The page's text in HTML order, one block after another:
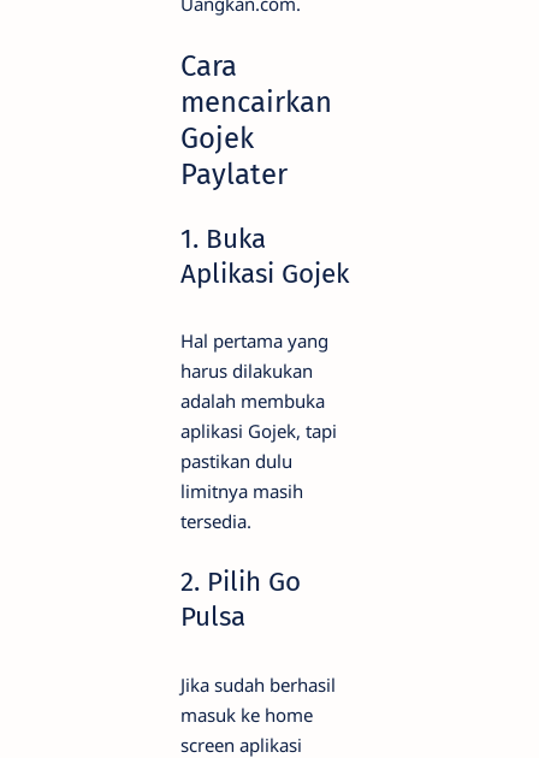
Cara
mencairkan
Gojek
Paylater
1. Buka
Aplikasi Gojek
Hal pertama yang
harus dilakukan
adalah membuka
aplikasi Gojek, tapi
pastikan dulu
limitnya masih
tersedia.
2. Pilih Go
Pulsa
Jika sudah berhasil
masuk ke home
screen aplikasi